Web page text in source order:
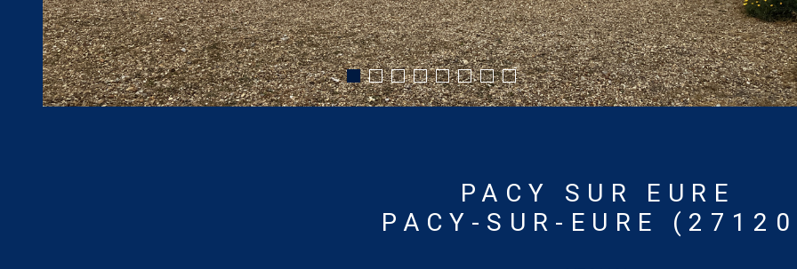
PACY SUR EURE
PACY-SUR-EURE